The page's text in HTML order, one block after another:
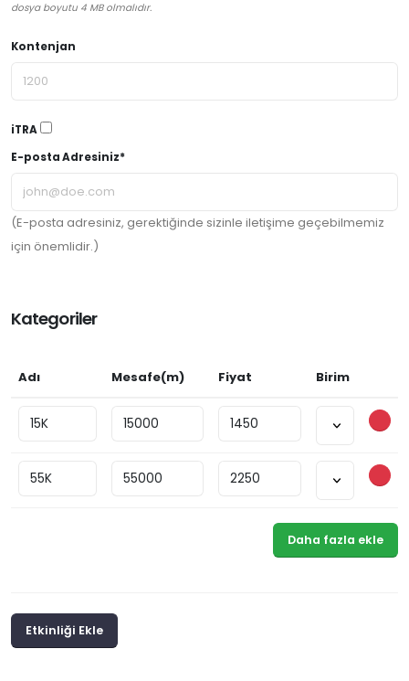
dosya boyutu 4 MB olmalıdır.
Kontenjan
iTRA
E-posta Adresiniz*
(E-posta adresiniz, gerektiğinde sizinle iletişime geçebilmemiz
için önemlidir.)
Kategoriler
Adı Mesafe(m) Fiyat Birim
Daha fazla ekle